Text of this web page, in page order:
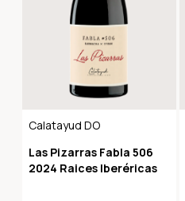
Calatayud DO
Las Pizarras Fabla 506
2024 Raices Iberéricas